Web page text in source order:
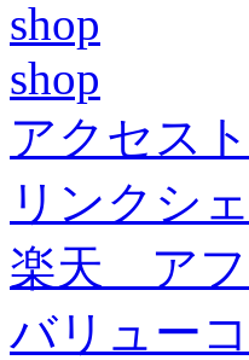
shop
shop
アクセス
リンクシ
楽天 アフ
バリュー